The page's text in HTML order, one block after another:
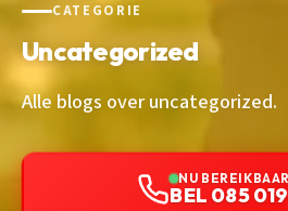
CATEGORIE
Uncategorized
Alle blogs over uncategorized.
NU BEREIKBAAR
BEL 085